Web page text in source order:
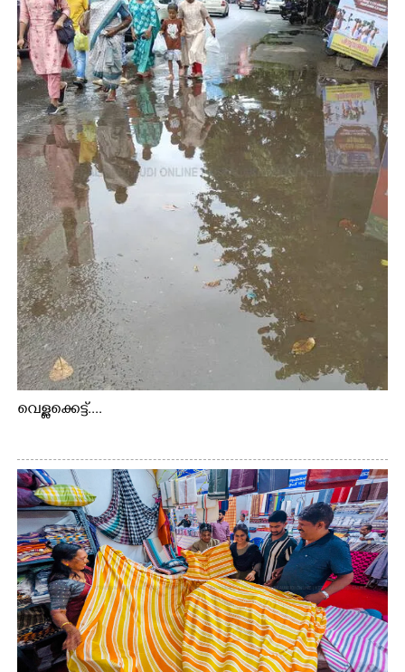
വെള്ളക്കെട്ട്....